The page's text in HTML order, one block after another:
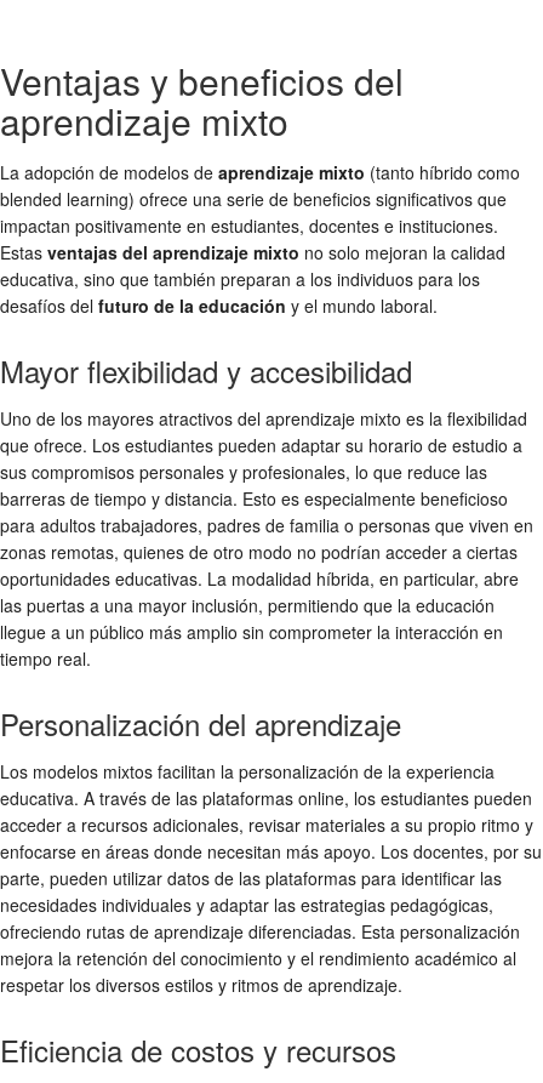
Ventajas y beneficios del
aprendizaje mixto
La adopción de modelos de aprendizaje mixto (tanto híbrido como
blended learning) ofrece una serie de beneficios significativos que
impactan positivamente en estudiantes, docentes e instituciones.
Estas ventajas del aprendizaje mixto no solo mejoran la calidad
educativa, sino que también preparan a los individuos para los
desafíos del futuro de la educación y el mundo laboral.
Mayor flexibilidad y accesibilidad
Uno de los mayores atractivos del aprendizaje mixto es la flexibilidad
que ofrece. Los estudiantes pueden adaptar su horario de estudio a
sus compromisos personales y profesionales, lo que reduce las
barreras de tiempo y distancia. Esto es especialmente beneficioso
para adultos trabajadores, padres de familia o personas que viven en
zonas remotas, quienes de otro modo no podrían acceder a ciertas
oportunidades educativas. La modalidad híbrida, en particular, abre
las puertas a una mayor inclusión, permitiendo que la educación
llegue a un público más amplio sin comprometer la interacción en
tiempo real.
Personalización del aprendizaje
Los modelos mixtos facilitan la personalización de la experiencia
educativa. A través de las plataformas online, los estudiantes pueden
acceder a recursos adicionales, revisar materiales a su propio ritmo y
enfocarse en áreas donde necesitan más apoyo. Los docentes, por su
parte, pueden utilizar datos de las plataformas para identificar las
necesidades individuales y adaptar las estrategias pedagógicas,
ofreciendo rutas de aprendizaje diferenciadas. Esta personalización
mejora la retención del conocimiento y el rendimiento académico al
respetar los diversos estilos y ritmos de aprendizaje.
Eficiencia de costos y recursos